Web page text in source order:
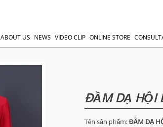
ABOUT US NEWS VIDEO CLIP ONLINE STORE
ĐẦM DẠ HỘI
Tên sản phẩm:ĐẦM DẠ